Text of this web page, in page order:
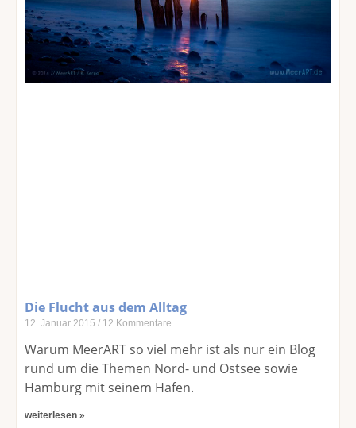
Die Flucht aus dem Alltag
12. Januar 2015 12 Kommentare
Warum MeerART so viel mehr ist als nur ein Blog
rund um die Themen Nord- und Ostsee sowie
Hamburg mit seinem Hafen.
weiterlesen »